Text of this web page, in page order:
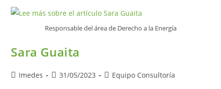
Responsable del área de Derecho a la Energía
Sara Guaita
AutorImedes
Publicación
31/05/2023
Categoría
Equipo Consultoría